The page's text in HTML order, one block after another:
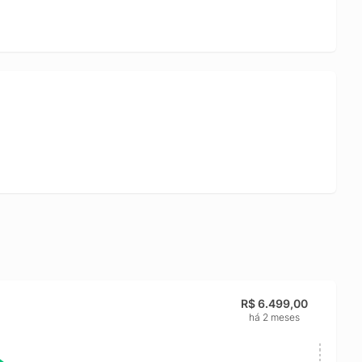
NVIDIA GeForce RTX 4050 oferece ótima capacidade
como edição de vídeo e modelagem. A tela de 15,6
para quem quer um notebook gamer e de alta
R$ 6.499,00
há 2 meses